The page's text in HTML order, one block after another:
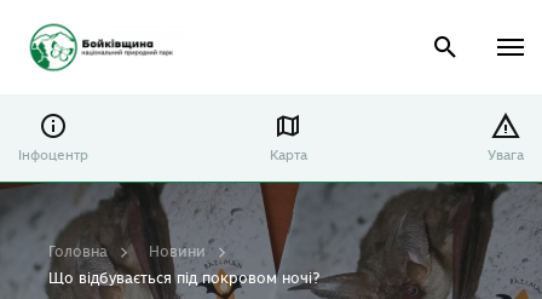
Інфоцентр Карта Увага
Головна
Новини
Що відбувається під покровом ночі?